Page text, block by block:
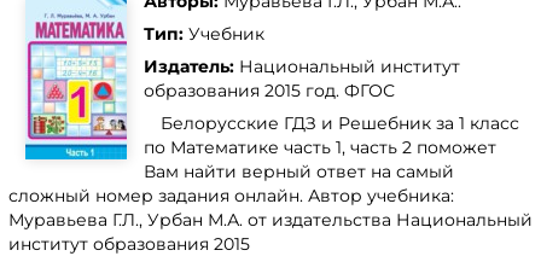
Тип: Учебник
Издатель: Национальный институт
образования 2015 год. ФГОС
Белорусские ГДЗ и Решебник за 1 класс
по Математике часть 1, часть 2 поможет
Вам найти верный ответ на самый
сложный номер задания онлайн. Автор учебника:
Муравьева Г.Л., Урбан М.А. от издательства Национальный
институт образования 2015